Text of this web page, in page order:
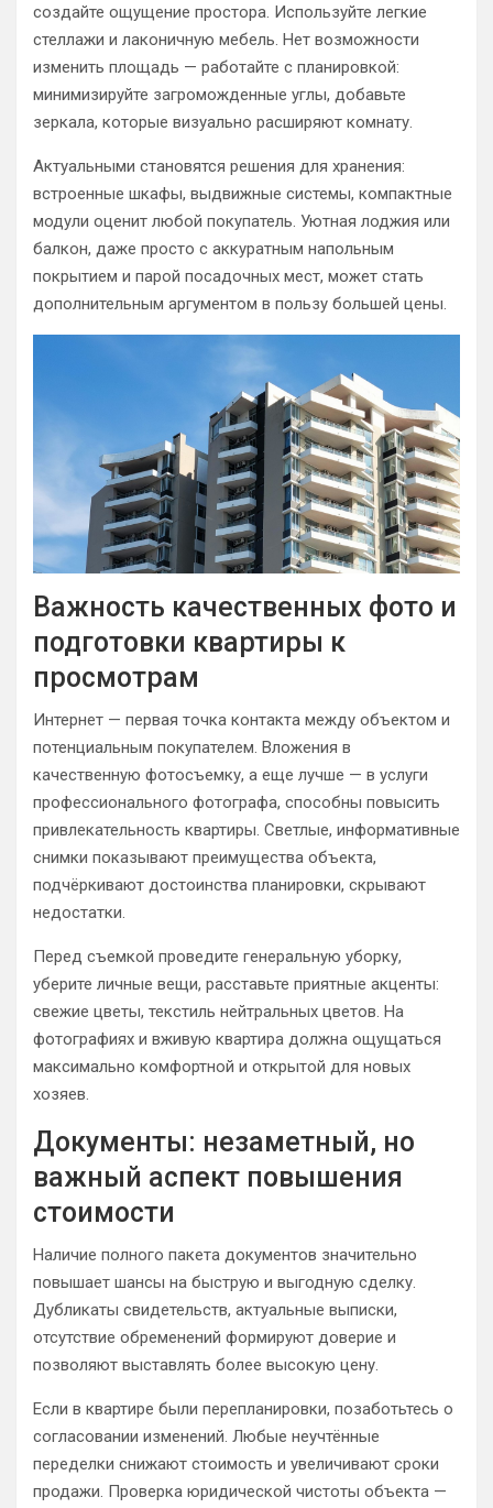
создайте ощущение простора. Используйте легкие
стеллажи и лаконичную мебель. Нет возможности
изменить площадь — работайте с планировкой:
минимизируйте загроможденные углы, добавьте
зеркала, которые визуально расширяют комнату.
Актуальными становятся решения для хранения:
встроенные шкафы, выдвижные системы, компактные
модули оценит любой покупатель. Уютная лоджия или
балкон, даже просто с аккуратным напольным
покрытием и парой посадочных мест, может стать
дополнительным аргументом в пользу большей цены.
Важность качественных фото и
подготовки квартиры к
просмотрам
Интернет — первая точка контакта между объектом и
потенциальным покупателем. Вложения в
качественную фотосъемку, а еще лучше — в услуги
профессионального фотографа, способны повысить
привлекательность квартиры. Светлые, информативные
снимки показывают преимущества объекта,
подчёркивают достоинства планировки, скрывают
недостатки.
Перед съемкой проведите генеральную уборку,
уберите личные вещи, расставьте приятные акценты:
свежие цветы, текстиль нейтральных цветов. На
фотографиях и вживую квартира должна ощущаться
максимально комфортной и открытой для новых
хозяев.
Документы: незаметный, но
важный аспект повышения
стоимости
Наличие полного пакета документов значительно
повышает шансы на быструю и выгодную сделку.
Дубликаты свидетельств, актуальные выписки,
отсутствие обременений формируют доверие и
позволяют выставлять более высокую цену.
Если в квартире были перепланировки, позаботьтесь о
согласовании изменений. Любые неучтённые
переделки снижают стоимость и увеличивают сроки
продажи. Проверка юридической чистоты объекта —